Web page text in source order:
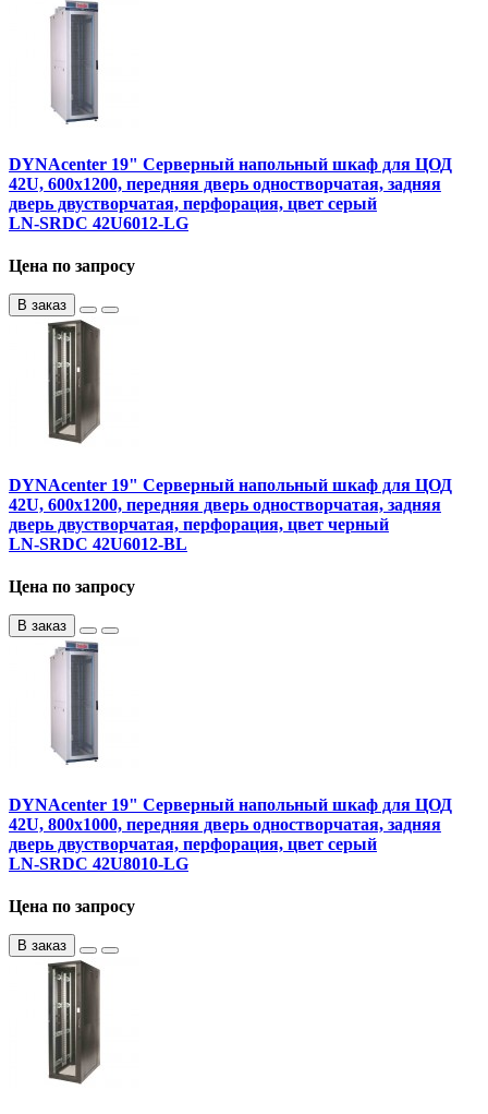
DYNAcenter 19" Серверный напольный шкаф для ЦОД
42U, 600х1200, передняя дверь одностворчатая, задняя
дверь двустворчатая, перфорация, цвет серый
LN-SRDC 42U6012-LG
Цена по запросу
В заказ
DYNAcenter 19" Серверный напольный шкаф для ЦОД
42U, 600х1200, передняя дверь одностворчатая, задняя
дверь двустворчатая, перфорация, цвет черный
LN-SRDC 42U6012-BL
Цена по запросу
В заказ
DYNAcenter 19" Серверный напольный шкаф для ЦОД
42U, 800х1000, передняя дверь одностворчатая, задняя
дверь двустворчатая, перфорация, цвет серый
LN-SRDC 42U8010-LG
Цена по запросу
В заказ